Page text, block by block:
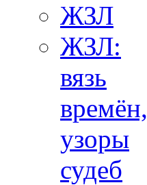
ЖЗЛ
ЖЗЛ:
вязь
времён,
узоры
судеб